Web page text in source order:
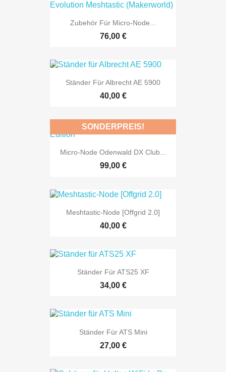
Zubehör Für Micro-Node...
76,00 €
Ständer Für Albrecht AE 5900
40,00 €
Micro-Node Odenwald DX Club...
99,00 €
SONDERPREIS!
Meshtastic-Node [Offgrid 2.0]
40,00 €
Ständer Für ATS25 XF
34,00 €
Ständer Für ATS Mini
27,00 €